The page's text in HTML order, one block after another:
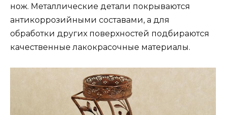
нож. Металлические детали покрываются
антикоррозийными составами, а для
обработки других поверхностей подбираются
качественные лакокрасочные материалы.